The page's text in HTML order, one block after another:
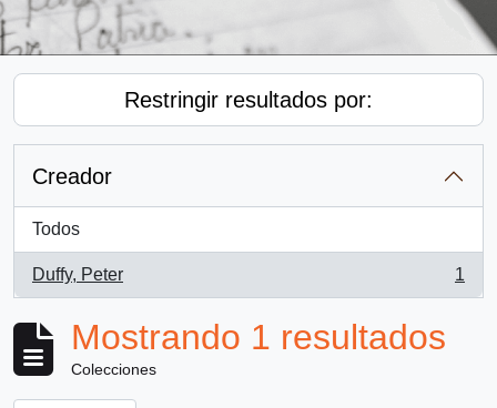
Restringir resultados por:
Creador
Todos
Duffy, Peter
, 1 resultados
1
Mostrando 1 resultados
Colecciones